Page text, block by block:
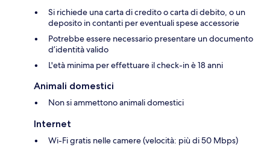
Si richiede una carta di credito o carta di debito, o un
deposito in contanti per eventuali spese accessorie
Potrebbe essere necessario presentare un documento
d’identità valido
L'età minima per effettuare il check-in è 18 anni
Animali domestici
Non si ammettono animali domestici
Internet
Wi-Fi gratis nelle camere (velocità: più di 50 Mbps)